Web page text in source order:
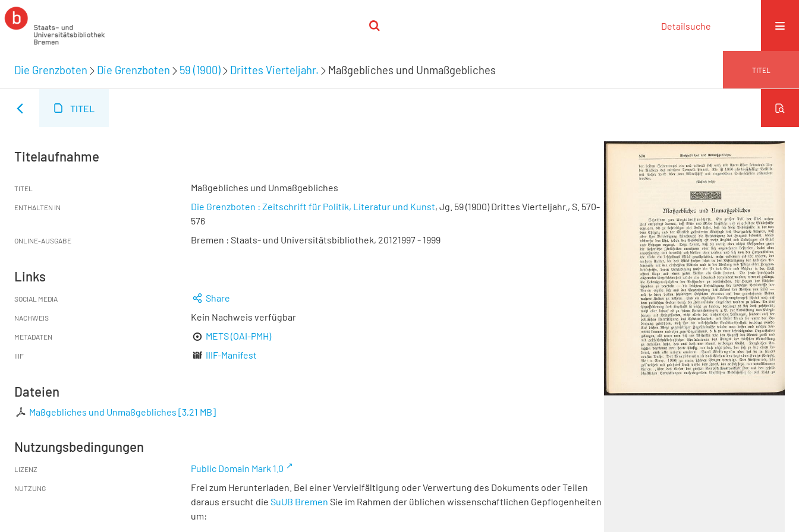
Detailsuche
Die Grenzboten Die Grenzboten 59 (1900) Drittes Vierteljahr. Maßgebliches und Unmaßgebliches TITEL
TITEL
Titelaufnahme
TITEL Maßgebliches und Unmaßgebliches
ENTHALTEN IN Die Grenzboten : Zeitschrift für Politik, Literatur und Kunst, Jg. 59 (1900) Drittes Vierteljahr., S. 570-
576
ONLINE-AUSGABE Bremen : Staats- und Universitätsbibliothek, 20121997 - 1999
Links
SOCIAL MEDIA Share
NACHWEIS Kein Nachweis verfügbar
METADATEN METS (OAI-PMH)
IIIF IIIF-Manifest
Dateien
Maßgebliches und Unmaßgebliches [3,21 MB]
Nutzungsbedingungen
LIZENZ Public Domain Mark 1.0
NUTZUNG
Frei zum Herunterladen. Bei einer Vervielfältigung oder Verwertung des Dokuments oder Teilen
daraus ersucht die SuUB Bremen Sie im Rahmen der üblichen wissenschaftlichen Gepflogenheiten
um: